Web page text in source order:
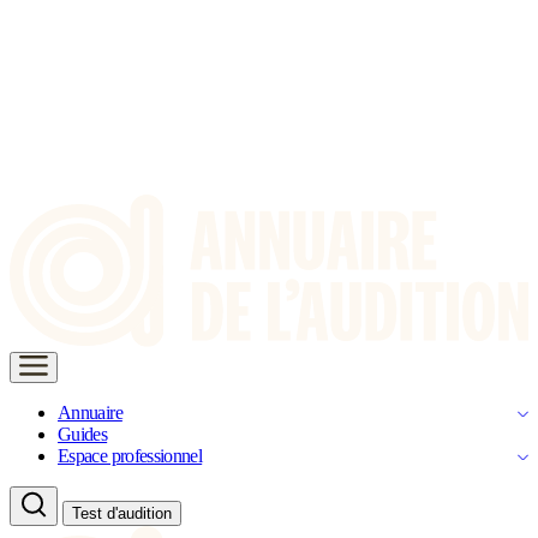
Annuaire
Guides
Espace professionnel
Test d'audition